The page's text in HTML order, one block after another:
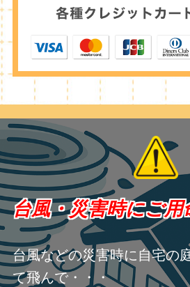
台風・災害時にご
台風などの災害時に自宅の
て飛んで・・・